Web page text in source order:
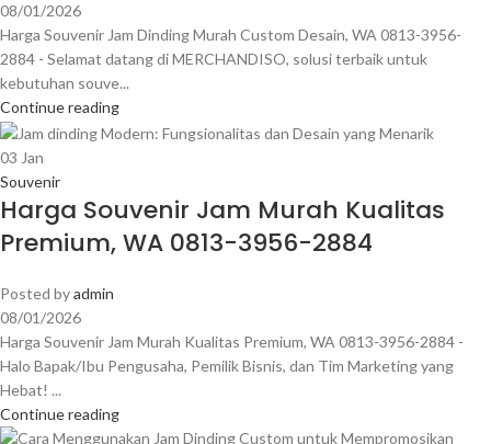
08/01/2026
Harga Souvenir Jam Dinding Murah Custom Desain, WA 0813-3956-
2884 - Selamat datang di MERCHANDISO, solusi terbaik untuk
kebutuhan souve...
Continue reading
03 Jan
Souvenir
Harga Souvenir Jam Murah Kualitas
Premium, WA 0813-3956-2884
Posted byadmin
08/01/2026
Harga Souvenir Jam Murah Kualitas Premium, WA 0813-3956-2884 -
Halo Bapak/Ibu Pengusaha, Pemilik Bisnis, dan Tim Marketing yang
Hebat! ...
Continue reading